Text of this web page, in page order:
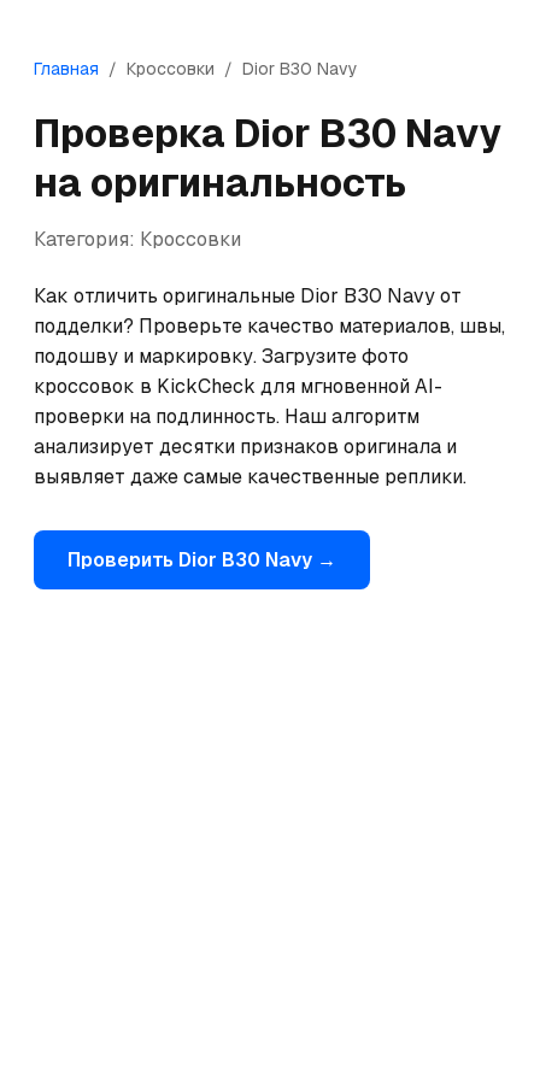
Главная / Кроссовки / Dior B30 Navy
Проверка Dior B30 Navy
на оригинальность
Категория: Кроссовки
Как отличить оригинальные Dior B30 Navy от
подделки? Проверьте качество материалов, швы,
подошву и маркировку. Загрузите фото
кроссовок в KickCheck для мгновенной AI-
проверки на подлинность. Наш алгоритм
анализирует десятки признаков оригинала и
выявляет даже самые качественные реплики.
Проверить Dior B30 Navy →